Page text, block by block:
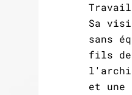
Sa
sans
fils
et une